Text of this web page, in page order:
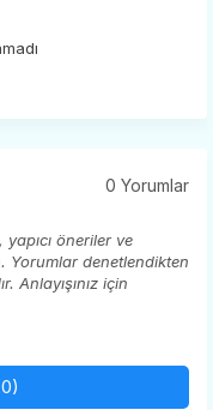
0 Yorumlar
öneriler ve
Yorumlar denetlendikten
Anlayışınız için